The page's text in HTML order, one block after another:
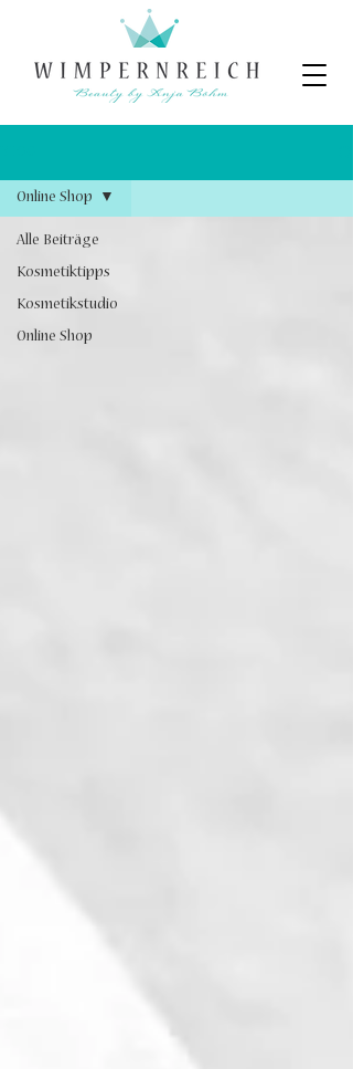
Alle Beiträge
Kosmetiktipps
Kosmetikstudio
Online Shop
Online Shop